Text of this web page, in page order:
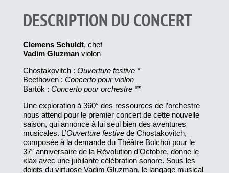
DESCRIPTION DU CONCERT
Clemens Schuldt, chef
Vadim Gluzmanviolon
Chostakovitch : Ouverture festive *
Beethoven : Concerto pour violon
Bartók : Concerto pour orchestre **
Une exploration à 360° des ressources de l’orchestre
nous attend pour le premier concert de cette nouvelle
saison, qui annonce à lui seul bien des aventures
musicales. L’Ouverture festivede Chostakovitch,
composée à la demande du Théâtre Bolchoï pour le
37eanniversaire de la Révolution d’Octobre, donne le
«la» avec une jubilante célébration sonore. Sous les
doigts du virtuose Vadim Gluzman, le langage musical